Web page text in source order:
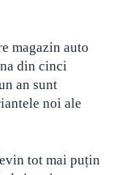
magazin auto
din cinci
an sunt
noi ale
tot mai puțin